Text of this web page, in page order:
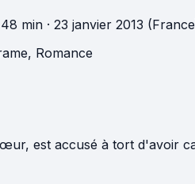
48 min · 23 janvier 2013
, Romance
est accusé à tort d'avoir